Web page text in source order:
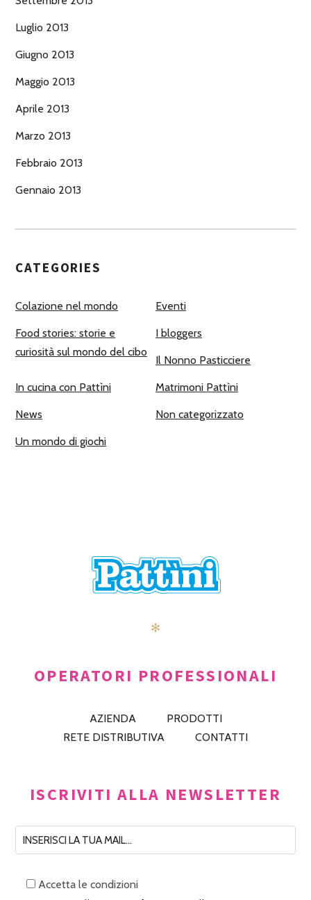
Luglio 2013
Giugno 2013
Maggio 2013
Aprile 2013
Marzo 2013
Febbraio 2013
Gennaio 2013
CATEGORIES
Colazione nel mondo Eventi
Food stories: storie e
curiosità sul mondo del cibo
I bloggers
Il Nonno Pasticciere
In cucina con Pattìni Matrimoni Pattìni
News Non categorizzato
Un mondo di giochi
✻
OPERATORI PROFESSIONALI
AZIENDA
PRODOTTI
RETE DISTRIBUTIVA
CONTATTI
ISCRIVITI ALLA NEWSLETTER
Accetta le condizioni